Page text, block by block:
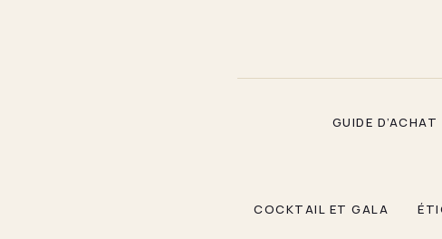
GUIDE D’ACHAT
COCKTAIL ET GALA